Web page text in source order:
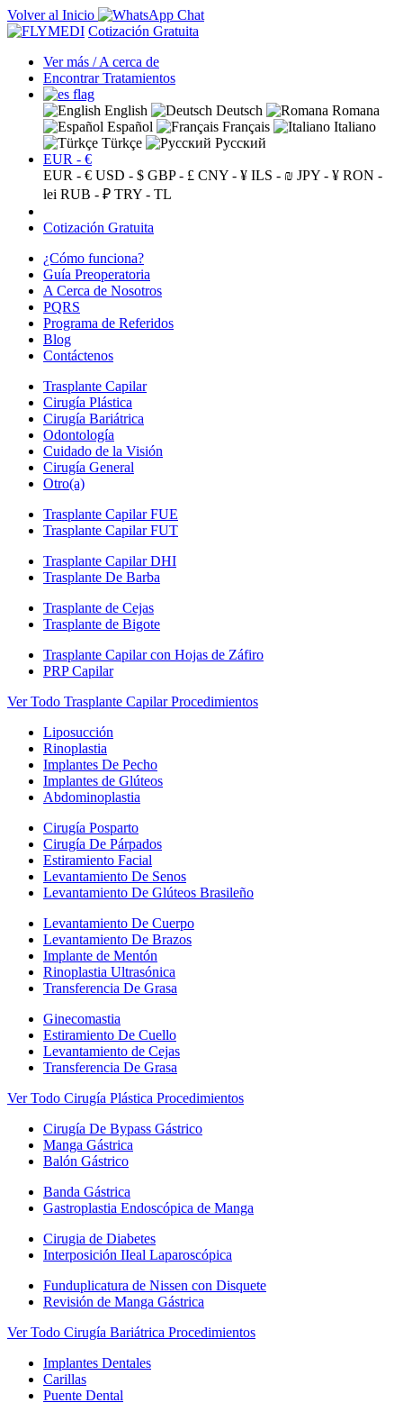
Volver al Inicio
Cotización Gratuita
Ver más / A cerca de
Encontrar Tratamientos
English Deutsch
Romana
Español
Français
Italiano
Türkçe
Русский
EUR - €
EUR - € USD - $ GBP - £ CNY - ¥ ILS - ₪ JPY - ¥ RON -
lei RUB - ₽ TRY - TL
Cotización Gratuita
¿Cómo funciona?
Guía Preoperatoria
A Cerca de Nosotros
PQRS
Programa de Referidos
Blog
Contáctenos
Trasplante Capilar
Cirugía Plástica
Cirugía Bariátrica
Odontología
Cuidado de la Visión
Cirugía General
Otro(a)
Trasplante Capilar FUE
Trasplante Capilar FUT
Trasplante Capilar DHI
Trasplante De Barba
Trasplante de Cejas
Trasplante de Bigote
Trasplante Capilar con Hojas de Záfiro
PRP Capilar
Ver Todo Trasplante Capilar Procedimientos
Liposucción
Rinoplastia
Implantes De Pecho
Implantes de Glúteos
Abdominoplastia
Cirugía Posparto
Cirugía De Párpados
Estiramiento Facial
Levantamiento De Senos
Levantamiento De Glúteos Brasileño
Levantamiento De Cuerpo
Levantamiento De Brazos
Implante de Mentón
Rinoplastia Ultrasónica
Transferencia De Grasa
Ginecomastia
Estiramiento De Cuello
Levantamiento de Cejas
Transferencia De Grasa
Ver Todo Cirugía Plástica Procedimientos
Cirugía De Bypass Gástrico
Manga Gástrica
Balón Gástrico
Banda Gástrica
Gastroplastia Endoscópica de Manga
Cirugia de Diabetes
Interposición IIeal Laparoscópica
Funduplicatura de Nissen con Disquete
Revisión de Manga Gástrica
Ver Todo Cirugía Bariátrica Procedimientos
Implantes Dentales
Carillas
Puente Dental